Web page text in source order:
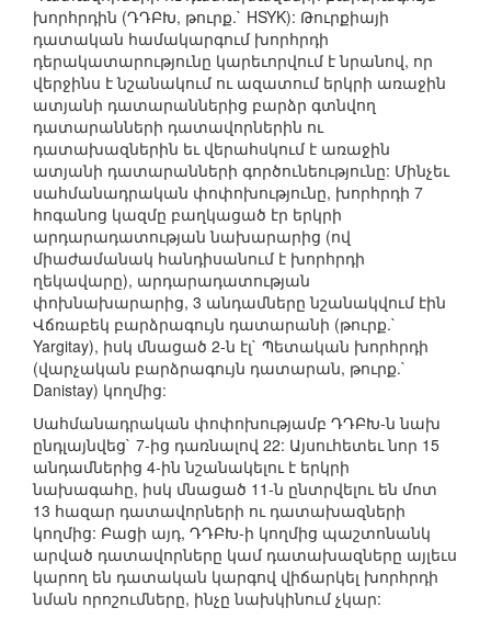
խորհրդին (ԴԴԲԽ, թուրք.` HSYK): Թուրքիայի
դատական համակարգում խորհրդի
դերակատարությունը կարեւորվում է նրանով, որ
վերջինս է նշանակում ու ազատում երկրի առաջին
ատյանի դատարաններից բարձր գտնվող
դատարանների դատավորներին ու
դատախազներին եւ վերահսկում է առաջին
ատյանի դատարանների գործունեությունը: Մինչեւ
սահմանադրական փոփոխությունը, խորհրդի 7
հոգանոց կազմը բաղկացած էր երկրի
արդարադատության նախարարից (ով
միաժամանակ հանդիսանում է խորհրդի
ղեկավարը), արդարադատության
փոխնախարարից, 3 անդամները նշանակվում էին
Վճռաբեկ բարձրագույն դատարանի (թուրք.`
Yargitay), իսկ մնացած 2-ն էլ` Պետական խորհրդի
(վարչական բարձրագույն դատարան, թուրք.`
Danistay) կողմից:
Սահմանադրական փոփոխությամբ ԴԴԲԽ-ն նախ
ընդլայնվեց` 7-ից դառնալով 22: Այսուհետեւ նոր 15
անդամներից 4-ին նշանակելու է երկրի
նախագահը, իսկ մնացած 11-ն ընտրվելու են մոտ
13 հազար դատավորների ու դատախազների
կողմից: Բացի այդ, ԴԴԲԽ-ի կողմից պաշտոնանկ
արված դատավորները կամ դատախազները այլեւս
կարող են դատական կարգով վիճարկել խորհրդի
նման որոշումները, ինչը նախկինում չկար: